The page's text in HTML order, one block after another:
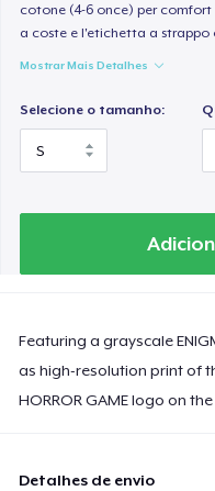
cotone (4-6 once) per
a coste e l'etichetta a strappo
Mostrar Mais Detalhes
Selecione o tamanho:
Featuring a grayscale
as high-resolution print of
HORROR GAME logo on
Detalhes de envio